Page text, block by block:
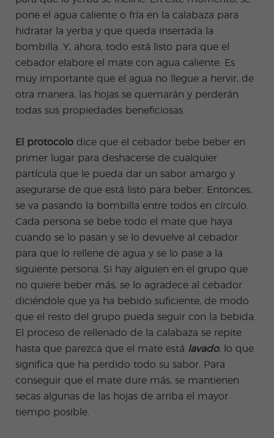
pone el agua caliente o fría en la calabaza para
hidratar la yerba y que queda insertada la
bombilla. Y, ahora, todo está listo para que el
cebador elabore el mate con agua caliente. Es
muy importante que el agua no llegue a hervir, de
otra manera, las hojas se quemarán y perderán
todas sus propiedades beneficiosas.
El protocolo dice que el cebador bebe beber en
primer lugar para deshacerse de cualquier
partícula que le pueda dar un sabor amargo y
asegurarse de que está listo para beber. Entonces,
se va pasando la bombilla entre todos en círculo.
Cada persona se bebe todo el mate que haya
cuando se lo pasan y se lo devuelve al cebador
para que lo rellene de agua y se lo pase a la
siguiente persona. Si hay alguien en el grupo que
no quiere beber más, se lo agradece al cebador
diciéndole que ya ha bebido suficiente, de modo
que el resto del grupo pueda seguir con la bebida.
El proceso de rellenado de la calabaza se repite
hasta que parezca que el mate está lavado, lo que
significa que ha perdido todo su sabor. Para
conseguir que el mate dure más, se mantienen
secas algunas de las hojas de arriba el mayor
tiempo posible.